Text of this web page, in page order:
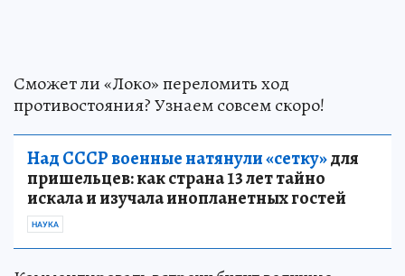
Сможет ли «Локо» переломить ход
противостояния? Узнаем совсем скоро!
Над СССР военные натянули «сетку»для
пришельцев: как страна 13 лет тайно
искала и изучала инопланетных гостей
НАУКА